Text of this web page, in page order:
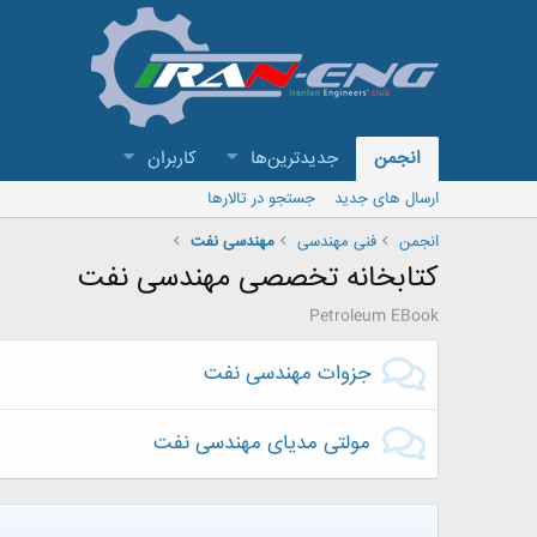
انجمن جدیدترین‌ها کاربران
ارسال های جدید
جستجو در تالارها
انجمن
فنی مهندسی مهندسی نفت
کتابخانه تخصصی مهندسی نفت
Petroleum EBook
جزوات مهندسی نفت
مولتی مدیای مهندسی نفت